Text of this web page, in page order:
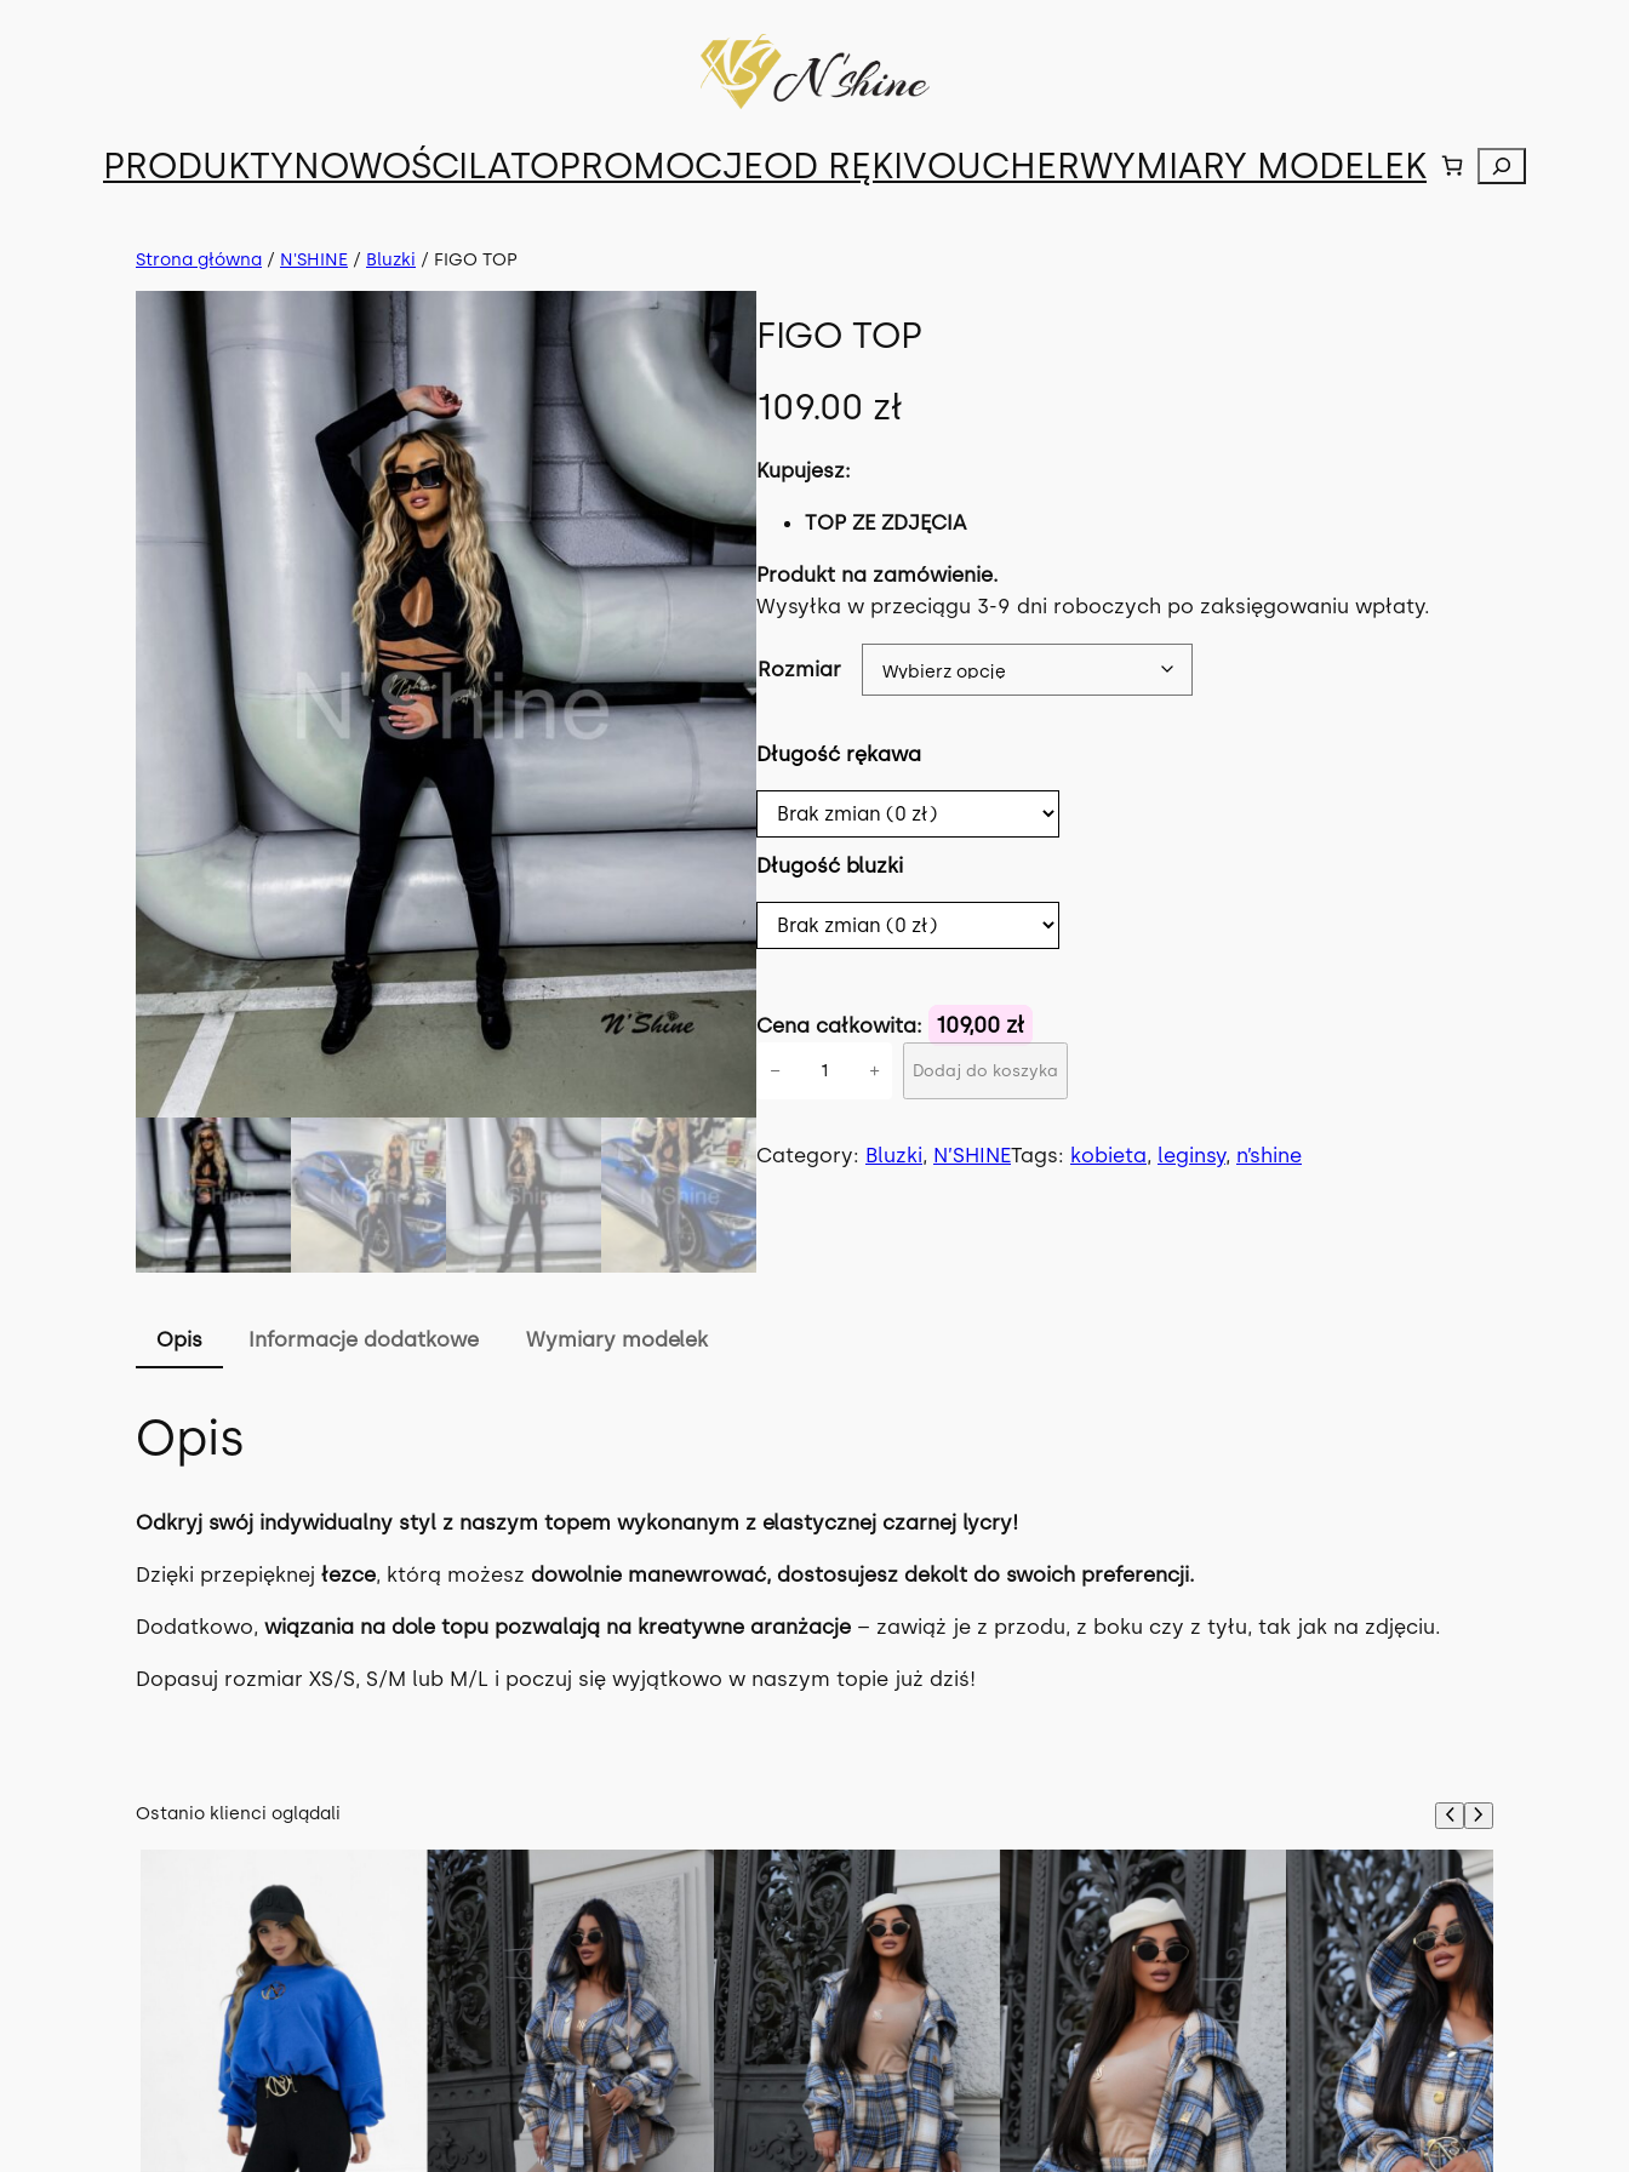
PRODUKTYNOWOŚCILATOPROMOCJEOD RĘKIVOUCHERWYMIARY MODELEK Szukaj
Strona główna / N'SHINE / Bluzki / FIGO TOP
FIGO TOP
109.00 zł
Kupujesz:
TOP ZE ZDJĘCIA
Produkt na zamówienie.
Wysyłka w przeciągu 3-9 dni roboczych po zaksięgowaniu wpłaty.
Rozmiar
Długość rękawa
Długość bluzki
Cena całkowita: 109,00 zł
o
ś
ć
F
I
G
− + Dodaj do koszyka
Category: Bluzki, N’SHINETags: kobieta, leginsy, n’shine
Opis Informacje dodatkowe Wymiary modelek
Opis
Odkryj swój indywidualny styl z naszym topem wykonanym z elastycznej czarnej lycry!
Dzięki przepięknej łezce, którą możesz dowolnie manewrować, dostosujesz dekolt do swoich preferencji.
Dodatkowo, wiązania na dole topu pozwalają na kreatywne aranżacje – zawiąż je z przodu, z boku czy z tyłu, tak jak na zdjęciu.
Dopasuj rozmiar XS/S, S/M lub M/L i poczuj się wyjątkowo w naszym topie już dziś!
Ostanio klienci oglądali